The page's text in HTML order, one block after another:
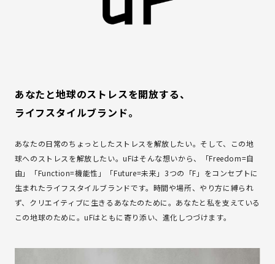
お問い合わせ
あなたと地球のストレスを開放する、
ライフスタイルブランド。
あなたの日常のちょっとしたストレスを解放したい。そして、この地
球へのストレスを解放したい。uFはそんな想いから、「Freedom=自
由」「Function=機能性」「Future=未来」3つの「F」をコンセプトに
生まれたライフスタイルブランドです。時間や場所、やり方に縛られ
ず、クリエイティブに生きるあなたのために。あなたと私を支えている
この地球のために。uFはともに寄り添い、進化しつづけます。